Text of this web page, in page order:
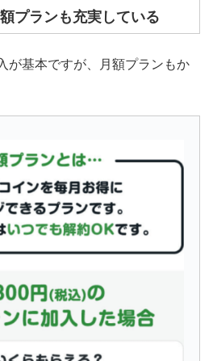
プランも充実している
が基本ですが、月額プランもか